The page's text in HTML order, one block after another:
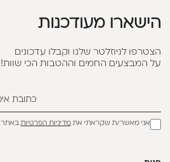
הישארו מעודכנות
הצטרפו לניוזלטר שלנו וקבלו עדכונים
על המבצעים החמים וההטבות הכי שוות!
אני מאשר/ת שקראתי את מדיניות הפרטיותבאתר